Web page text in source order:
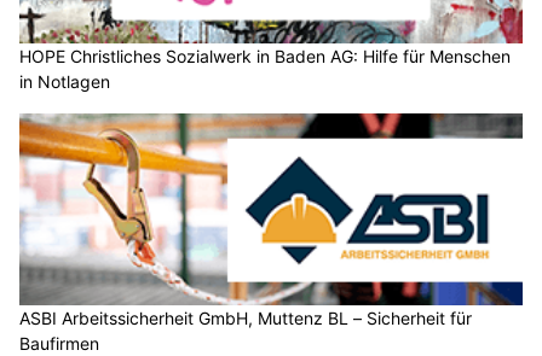
Durch den Aufprall wurde das Auto mehrere Meter über die
Fahrbahn geschleudert, überschlug sich und kam auf dem
Dach liegend zum Stillstand. Der Lenker wurde leicht verletzt.
Am Fahrzeug entstand Totalschaden. Die Staatsanwaltschaft
Weiterlesen
KEG GmbH – Ihr Partner für Wärmepumpen, Solar und Heizsysteme
ASBI Arbeitssicherheit GmbH, Muttenz BL – Sicherheit für Baufirmen